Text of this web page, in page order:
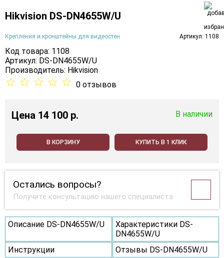
Hikvision DS-DN4655W/U
Крепления и кронштейны для видеостен Артикул: 1108
Код товара: 1108
Артикул: DS-DN4655W/U
Производитель: Hikvision
☆ ☆ ☆ ☆ ☆ 0 отзывов
Цена 14 100 p. В наличии
В КОРЗИНУ КУПИТЬ В 1 КЛИК
Остались вопросы?
Получите консультацию нашего специалиста
Описание DS-DN4655W/U
Характеристики DS-
DN4655W/U
Инструкции
Отзывы DS-DN4655W/U